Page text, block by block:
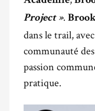
Project ».
dans le trail,
communauté
passion
pratique.